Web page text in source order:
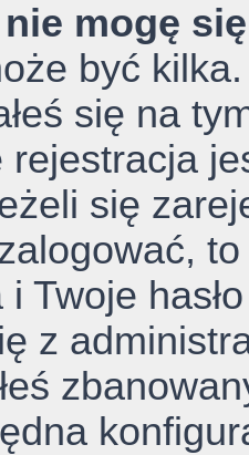
mogę
być
się na
rejestracja
się
Twoje
z